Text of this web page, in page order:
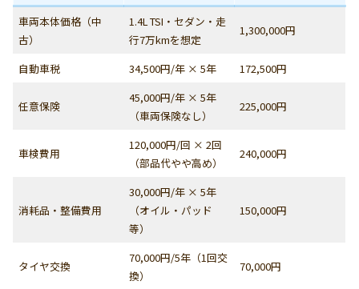
車両本体価格（中
古）
1.4L TSI・セダン・走
行7万kmを想定
1,300,000円
自動車税 34,500円/年 × 5年 172,500円
任意保険
45,000円/年 × 5年
（車両保険なし）
225,000円
車検費用
120,000円/回 × 2回
（部品代やや高め）
240,000円
消耗品・整備費用
30,000円/年 × 5年
（オイル・パッド
等）
150,000円
タイヤ交換
70,000円/5年（1回交
換）
70,000円